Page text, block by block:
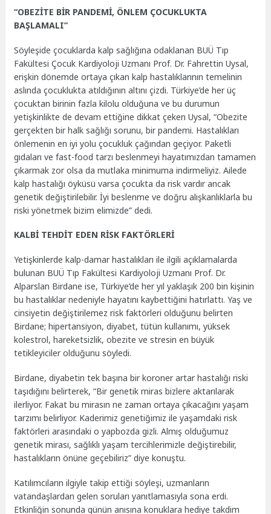
“OBEZİTE BİR PANDEMİ, ÖNLEM ÇOCUKLUKTA
BAŞLAMALI”
Söyleşide çocuklarda kalp sağlığına odaklanan BUÜ Tıp
Fakültesi Çocuk Kardiyoloji Uzmanı Prof. Dr. Fahrettin Uysal,
erişkin dönemde ortaya çıkan kalp hastalıklarının temelinin
aslında çocuklukta atıldığının altını çizdi. Türkiye’de her üç
çocuktan birinin fazla kilolu olduğuna ve bu durumun
yetişkinlikte de devam ettiğine dikkat çeken Uysal, “Obezite
gerçekten bir halk sağlığı sorunu, bir pandemi. Hastalıkları
önlemenin en iyi yolu çocukluk çağından geçiyor. Paketli
gıdaları ve fast-food tarzı beslenmeyi hayatımızdan tamamen
çıkarmak zor olsa da mutlaka minimuma indirmeliyiz. Ailede
kalp hastalığı öyküsü varsa çocukta da risk vardır ancak
genetik değiştirilebilir. İyi beslenme ve doğru alışkanlıklarla bu
riski yönetmek bizim elimizde” dedi.
KALBİ TEHDİT EDEN RİSK FAKTÖRLERİ
Yetişkinlerde kalp-damar hastalıkları ile ilgili açıklamalarda
bulunan BUÜ Tıp Fakültesi Kardiyoloji Uzmanı Prof. Dr.
Alparslan Birdane ise, Türkiye’de her yıl yaklaşık 200 bin kişinin
bu hastalıklar nedeniyle hayatını kaybettiğini hatırlattı. Yaş ve
cinsiyetin değiştirilemez risk faktörleri olduğunu belirten
Birdane; hipertansiyon, diyabet, tütün kullanımı, yüksek
kolestrol, hareketsizlik, obezite ve stresin en büyük
tetikleyiciler olduğunu söyledi.
Birdane, diyabetin tek başına bir koroner artar hastalığı riski
taşıdığını belirterek, “Bir genetik miras bizlere aktarılarak
ilerliyor. Fakat bu mirasın ne zaman ortaya çıkacağını yaşam
tarzımı belirliyor. Kaderimiz genetiğimiz ile yaşamdaki risk
faktörleri arasındaki o yapbozda gizli. Almış olduğumuz
genetik mirası, sağlıklı yaşam tercihlerimizle değiştirebilir,
hastalıkların önüne geçebiliriz” diye konuştu.
Katılımcıların ilgiyle takip ettiği söyleşi, uzmanların
vatandaşlardan gelen soruları yanıtlamasıyla sona erdi.
Etkinliğin sonunda günün anısına konuklara hediye takdim